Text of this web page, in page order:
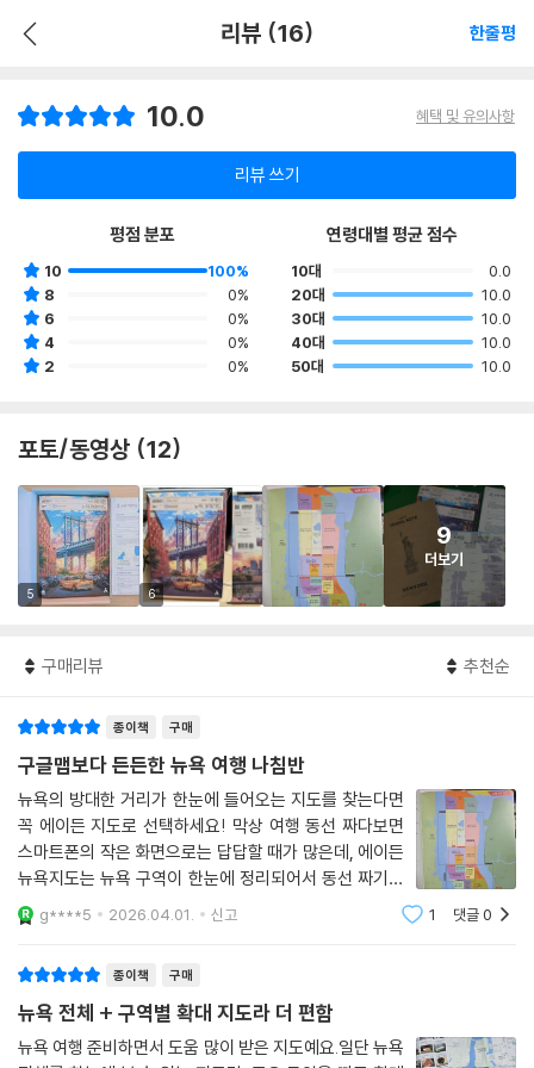
리뷰 (16) 한줄평
10.0 혜택 및 유의사항
리뷰 쓰기
평점 분포
10
100%
8
0%
6
0%
4
0%
2
0%
연령대별 평균 점수
10대
0.0
20대
10.0
30대
10.0
40대
10.0
50대
10.0
포토/동영상 (12)
5 6
9
더보기
구매리뷰 추천순
종이책 구매
구글맵보다 든든한 뉴욕 여행 나침반
뉴욕의 방대한 거리가 한눈에 들어오는 지도를 찾는다면
꼭 에이든 지도로 선택하세요! 막상 여행 동선 짜다보면
스마트폰의 작은 화면으로는 답답할 때가 많은데, 에이든
뉴욕지도는 뉴욕 구역이 한눈에 정리되어서 동선 짜기도
편하고 큼지막한 랜드마크가 표시되어 있어서 꼭 빼놓지
않고 가야하는 곳이 어딘지도 바로바로 캐치됩니다. 게다
g****5 2026.04.01. 신고 1 댓글0
종이책 구매
뉴욕 전체 + 구역별 확대 지도라 더 편함
뉴욕 여행 준비하면서 도움 많이 받은 지도예요.일단 뉴욕